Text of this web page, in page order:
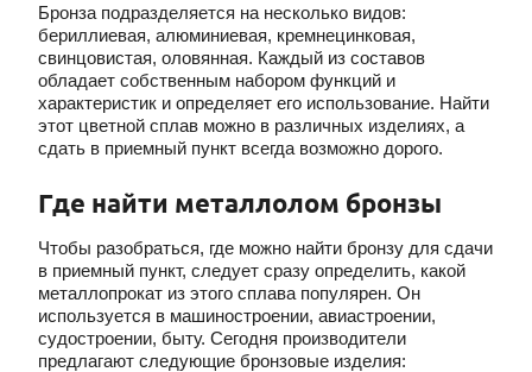
Бронза подразделяется на несколько видов:
бериллиевая, алюминиевая, кремнецинковая,
свинцовистая, оловянная. Каждый из составов
обладает собственным набором функций и
характеристик и определяет его использование. Найти
этот цветной сплав можно в различных изделиях, а
сдать в приемный пункт всегда возможно дорого.
Где найти металлолом бронзы
Чтобы разобраться, где можно найти бронзу для сдачи
в приемный пункт, следует сразу определить, какой
металлопрокат из этого сплава популярен. Он
используется в машиностроении, авиастроении,
судостроении, быту. Сегодня производители
предлагают следующие бронзовые изделия: